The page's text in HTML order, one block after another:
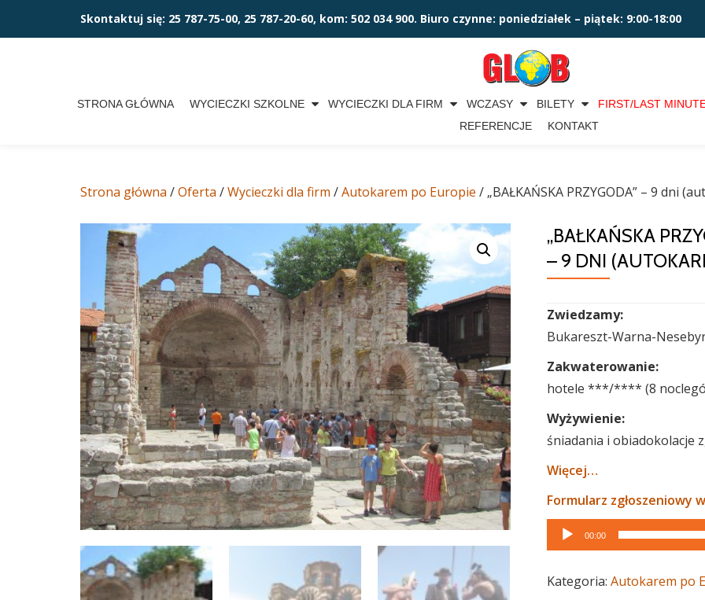
Przejdź
Skontaktuj się: 25 787-75-00, 25 787-20-60, kom: 502 034 900. Biuro czynne: poniedziałek – piątek: 9:00-18:00
STRONA GŁÓWNA WYCIECZKI SZKOLNE WYCIECZKI DLA FIRM WCZASY BILETY FIRST/LAST
REFERENCJE
KONTAKT
Strona główna /Oferta /Wycieczki dla firm /Autokarem po Europie / „BAŁKAŃSKA PRZYGODA” – 9 dni
„BAŁKAŃSKA
– 9 DNI
Zwiedzamy:
Bukareszt-Warna-
Zakwaterowanie:
hotele ***/**** (8
Wyżywienie:
śniadania i obiadokolacje
Więcej…
Formularz zgłoszeniowy
Odtwarzacz
plików
dźwiękowych
00:00
Kategoria: Autokarem po